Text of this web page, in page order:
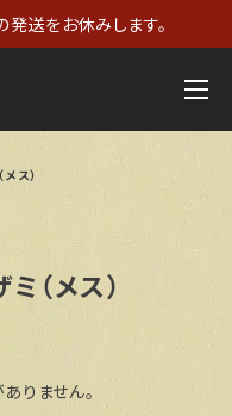
送をお休みします。
ス）
（メス）
りません。